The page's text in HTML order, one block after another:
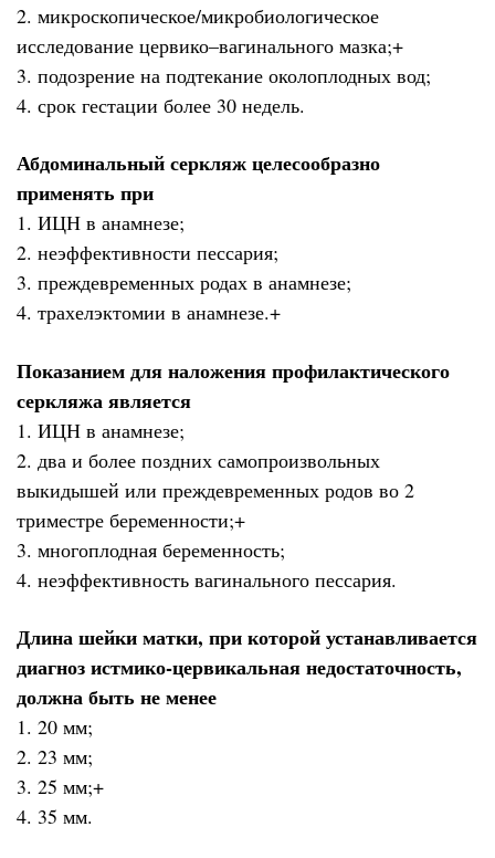
2. микроскопическое/микробиологическое
исследование цервико–вагинального мазка;+
3. подозрение на подтекание околоплодных вод;
4. срок гестации более 30 недель.
Абдоминальный серкляж целесообразно
применять при
1. ИЦН в анамнезе;
2. неэффективности пессария;
3. преждевременных родах в анамнезе;
4. трахелэктомии в анамнезе.+
Показанием для наложения профилактического
серкляжа является
1. ИЦН в анамнезе;
2. два и более поздних самопроизвольных
выкидышей или преждевременных родов во 2
триместре беременности;+
3. многоплодная беременность;
4. неэффективность вагинального пессария.
Длина шейки матки, при которой устанавливается
диагноз истмико-цервикальная недостаточность,
должна быть не менее
1. 20 мм;
2. 23 мм;
3. 25 мм;+
4. 35 мм.